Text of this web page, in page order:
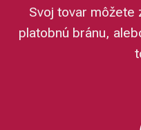
Svoj tovar
platobnú bránu,